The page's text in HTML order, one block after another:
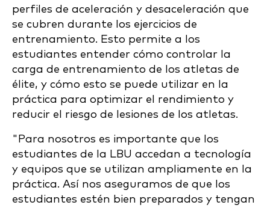
perfiles de aceleración y desaceleración que
se cubren durante los ejercicios de
entrenamiento. Esto permite a los
estudiantes entender cómo controlar la
carga de entrenamiento de los atletas de
élite, y cómo esto se puede utilizar en la
práctica para optimizar el rendimiento y
reducir el riesgo de lesiones de los atletas.
" Para nosotros es importante que los
estudiantes de la LBU accedan a tecnología
y equipos que se utilizan ampliamente en la
práctica. Así nos aseguramos de que los
estudiantes estén bien preparados y tengan